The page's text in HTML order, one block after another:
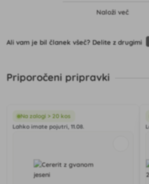
Naloži več
Ali vam je bil članek všeč? Delite z drugimi
Priporočeni pripravki
Na zalogi > 20 kos
Lahko imate pojutri, 11.08.